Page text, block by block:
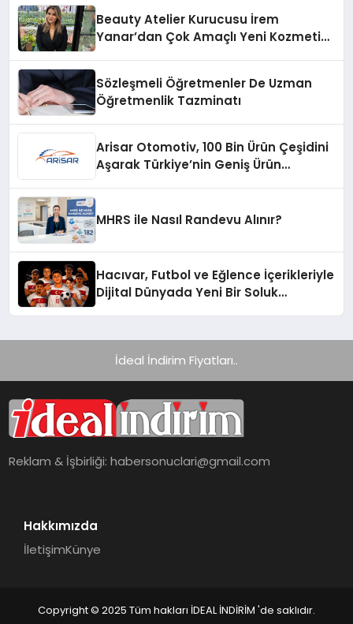
Beauty Atelier Kurucusu İrem
Yanar’dan Çok Amaçlı Yeni Kozmetik
Sözleşmeli Öğretmenler De Uzman
Öğretmenlik Tazminatı
Arisar Otomotiv, 100 Bin Ürün Çeşidini
Aşarak Türkiye’nin Geniş Ürün
MHRS ile Nasıl Randevu Alınır?
Hacıvar, Futbol ve Eğlence İçerikleriyle
Dijital Dünyada Yeni Bir Soluk
İdeal İndirim Fiyatları..
Reklam & İşbirliği:habersonuclari@gmail.com
Hakkımızda
İletişimKünye
Copyright © 2025 Tüm hakları İDEAL İNDİRİM 'de saklıdır.